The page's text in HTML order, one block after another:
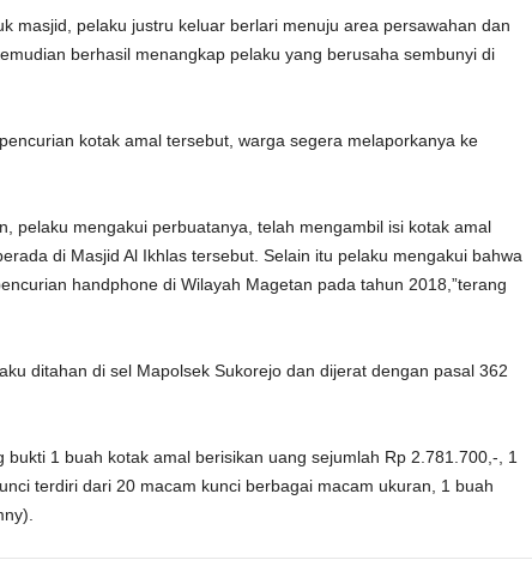
masjid, pelaku justru keluar berlari menuju area persawahan dan
berhasil menangkap pelaku yang berusaha sembunyi di
kotak amal tersebut, warga segera melaporkanya ke
pelaku mengakui perbuatanya, telah mengambil isi kotak amal
di Masjid Al Ikhlas tersebut. Selain itu pelaku mengakui bahwa
handphone di Wilayah Magetan pada tahun 2018,”terang
ditahan di sel Mapolsek Sukorejo dan dijerat dengan pasal 362
bukti 1 buah kotak amal berisikan uang sejumlah Rp 2.781.700,-, 1
terdiri dari 20 macam kunci berbagai macam ukuran, 1 buah